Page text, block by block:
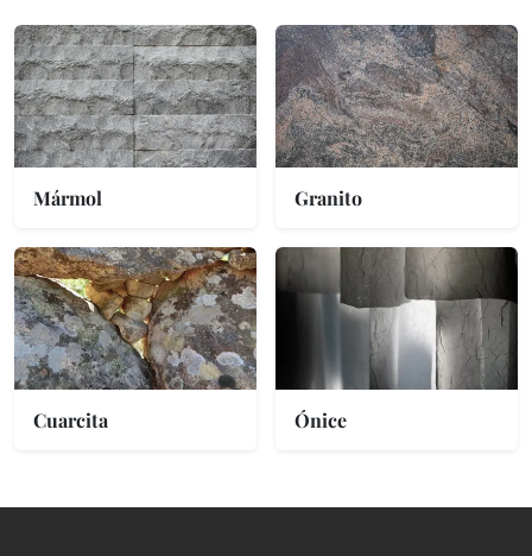
Mármol Granito
Cuarcita Ónice